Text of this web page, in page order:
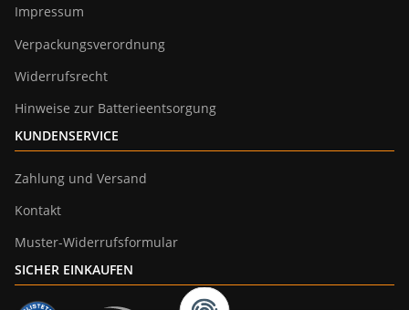
Impressum
Verpackungsverordnung
Widerrufsrecht
Hinweise zur Batterieentsorgung
KUNDENSERVICE
Zahlung und Versand
Kontakt
Muster-Widerrufsformular
SICHER EINKAUFEN